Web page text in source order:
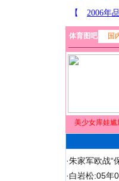
体育图吧 国
美少女库娃尴
·朱家军欧战“
·白岩松:05年